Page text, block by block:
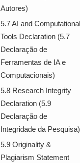
Autores)
5.7 AI and Computational
Tools Declaration (5.7
Declaração de
Ferramentas de IA e
Computacionais)
5.8 Research Integrity
Declaration (5.9
Declaração de
Integridade da Pesquisa)
5.9 Originality &
Plagiarism Statement